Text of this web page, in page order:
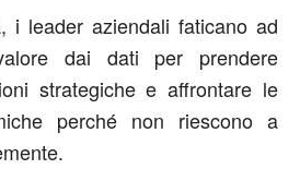
i leader aziendali faticano ad
dai dati per prendere
strategiche e affrontare le
perché non riescono a